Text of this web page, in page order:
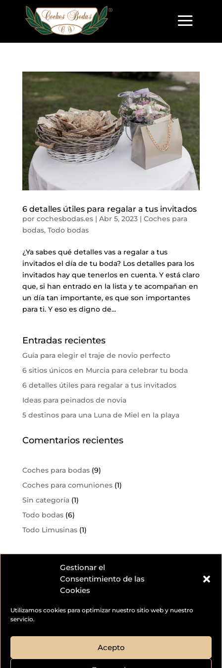
Gestionar el
Consentimiento de las
Cookies
Utilizamos cookies para optimizar nuestro sitio web y nuestro
servicio.
Acepto
6 detalles útiles para regalar a tus invitados
por cochesbodas.es| Abr 5, 2023| Coches para
bodas, Todo bodas
¿Ya sabes qué detalles vas a regalar a tus
invitados el día de tu boda? Los detalles para los
invitados hay que tenerlos en cuenta. Y está claro
que, si han entrado en la lista y te acompañan en
un día tan importante, es que son importantes
para ti. Y eso es digno de...
Entradas recientes
Guía para elegir el traje de novio perfecto
6 sitios únicos en Murcia para celebrar tu boda
6 detalles útiles para regalar a tus invitados
Ideas para peinados de novia
5 destinos para una Luna de Miel en la playa
Comentarios recientes
Coches para bodas(9)
Coches para comuniones(1)
Sin categoría(1)
Todo bodas(6)
Todo Limusinas(1)
Limousine CC - Todos los Derechos